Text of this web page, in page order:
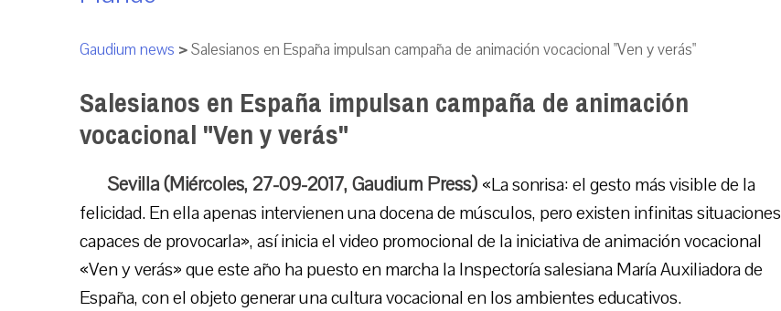
Gaudium news >Salesianos en España impulsan campaña de animación vocacional "Ven y verás"
Salesianos en España impulsan campaña de animación
vocacional "Ven y verás"
Sevilla (Miércoles, 27-09-2017, Gaudium Press) «La sonrisa: el gesto más visible de la
felicidad. En ella apenas intervienen una docena de músculos, pero existen infinitas situaciones
capaces de provocarla», así inicia el video promocional de la iniciativa de animación vocacional
«Ven y verás» que este año ha puesto en marcha la Inspectoría salesiana María Auxiliadora de
España, con el objeto generar una cultura vocacional en los ambientes educativos.